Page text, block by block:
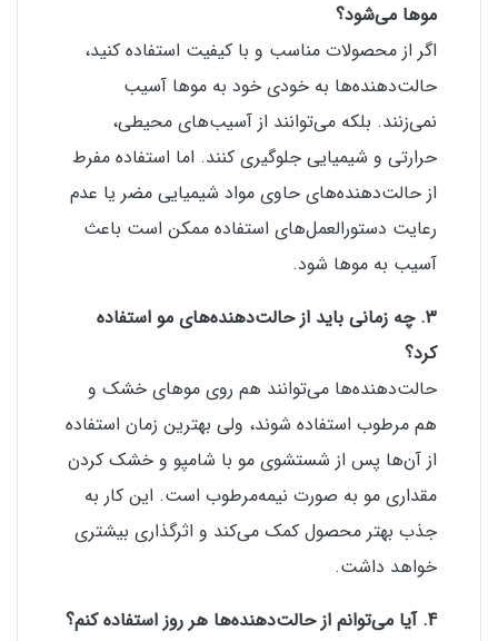
موها می‌شود؟
اگر از محصولات مناسب و با کیفیت استفاده کنید،
حالت‌دهنده‌ها به خودی خود به موها آسیب
نمی‌زنند. بلکه می‌توانند از آسیب‌های محیطی،
حرارتی و شیمیایی جلوگیری کنند. اما استفاده مفرط
از حالت‌دهنده‌های حاوی مواد شیمیایی مضر یا عدم
رعایت دستورالعمل‌های استفاده ممکن است باعث
آسیب به موها شود.
3. چه زمانی باید از حالت‌دهنده‌های مو استفاده
کرد؟
حالت‌دهنده‌ها می‌توانند هم روی موهای خشک و
هم مرطوب استفاده شوند، ولی بهترین زمان استفاده
از آن‌ها پس از شستشوی مو با شامپو و خشک کردن
مقداری مو به صورت نیمه‌مرطوب است. این کار به
جذب بهتر محصول کمک می‌کند و اثرگذاری بیشتری
خواهد داشت.
4. آیا می‌توانم از حالت‌دهنده‌ها هر روز استفاده کنم؟